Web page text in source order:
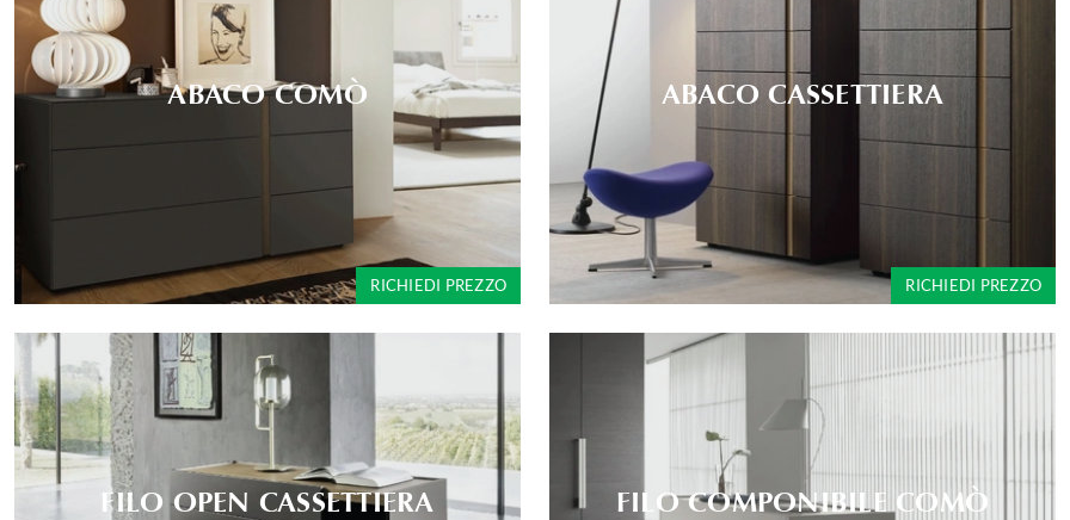
ABACO COMÒ
RICHIEDI PREZZO
ABACO CASSETTIERA
RICHIEDI PREZZO
FILO OPEN CASSETTIERA FILO COMPONIBILE COMÒ